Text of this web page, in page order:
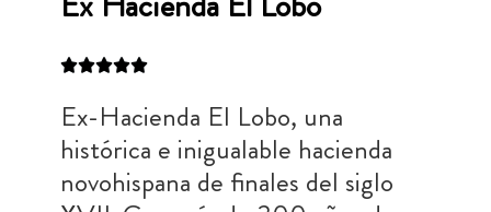
Ex-Hacienda El Lobo, una
histórica e inigualable hacienda
novohispana de finales del siglo